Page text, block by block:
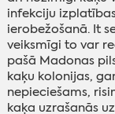
infekciju
ierobežošanā. It
veiksmīgi to var
pašā Madonas
kaķu kolonijas,
nepieciešams,
kaķa uzrašanās